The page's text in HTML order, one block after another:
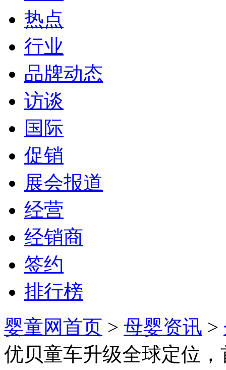
热点
行业
品牌动态
访谈
国际
促销
展会报道
经营
经销商
签约
排行榜
婴童网首页 > 母婴资讯 >
优贝童车升级全球定位